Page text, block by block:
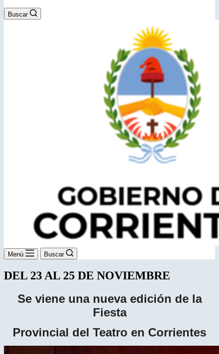
Buscar
Menú Buscar
DEL 23 AL 25 DE NOVIEMBRE
Se viene una nueva edición de la
Fiesta
Provincial del Teatro en Corrientes